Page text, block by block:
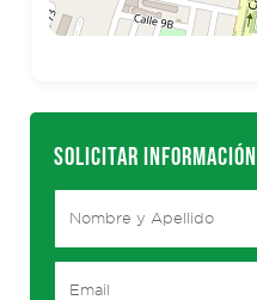
SOLICITAR INFORMACIÓN